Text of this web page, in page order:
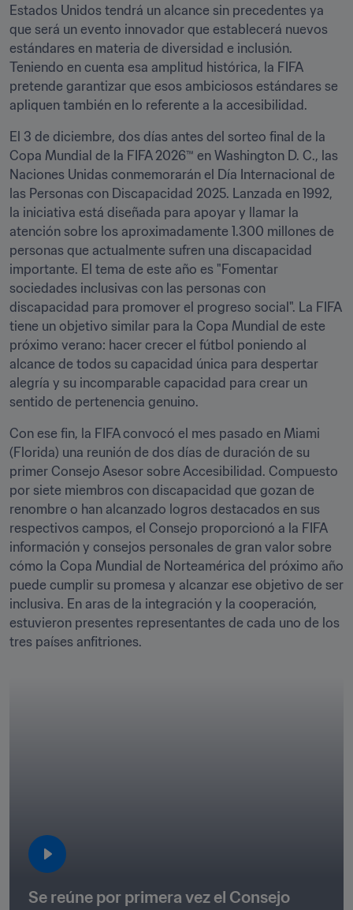
Estados Unidos tendrá un alcance sin precedentes ya
que será un evento innovador que establecerá nuevos
estándares en materia de diversidad e inclusión.
Teniendo en cuenta esa amplitud histórica, la FIFA
pretende garantizar que esos ambiciosos estándares se
apliquen también en lo referente a la accesibilidad.
El 3 de diciembre, dos días antes del sorteo final de la
Copa Mundial de la FIFA 2026™ en Washington D. C., las
Naciones Unidas conmemorarán el Día Internacional de
las Personas con Discapacidad 2025. Lanzada en 1992,
la iniciativa está diseñada para apoyar y llamar la
atención sobre los aproximadamente 1.300 millones de
personas que actualmente sufren una discapacidad
importante. El tema de este año es "Fomentar
sociedades inclusivas con las personas con
discapacidad para promover el progreso social". La FIFA
tiene un objetivo similar para la Copa Mundial de este
próximo verano: hacer crecer el fútbol poniendo al
alcance de todos su capacidad única para despertar
alegría y su incomparable capacidad para crear un
sentido de pertenencia genuino.
Con ese fin, la FIFA convocó el mes pasado en Miami
(Florida) una reunión de dos días de duración de su
primer Consejo Asesor sobre Accesibilidad. Compuesto
por siete miembros con discapacidad que gozan de
renombre o han alcanzado logros destacados en sus
respectivos campos, el Consejo proporcionó a la FIFA
información y consejos personales de gran valor sobre
cómo la Copa Mundial de Norteamérica del próximo año
puede cumplir su promesa y alcanzar ese objetivo de ser
inclusiva. En aras de la integración y la cooperación,
estuvieron presentes representantes de cada uno de los
tres países anfitriones.
Se reúne por primera vez el Consejo